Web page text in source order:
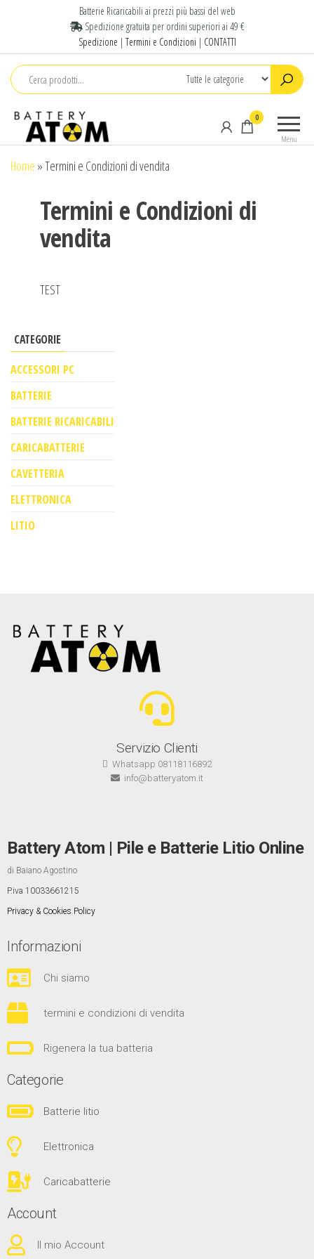
Batterie Ricaricabili ai prezzi più bassi del web
Spedizione gratuita per ordini superiori ai 49 €
Spedizione | Termini e Condizioni | CONTATTI
Batterie
Litio
Online
Battery
selezione
di Pile e
l'industria,
Menu
0
Home »Termini e Condizioni di vendita
Termini e Condizioni di
vendita
TEST
CATEGORIE
ACCESSORI PC
BATTERIE
BATTERIE RICARICABILI
CARICABATTERIE
CAVETTERIA
ELETTRONICA
LITIO
Servizio Clienti
Whatsapp 08118116892
info@batteryatom.it
Battery Atom | Pile e Batterie Litio Online
di Baiano Agostino
P.iva 10033661215
Privacy & Cookies Policy
Informazioni
Chi siamo
termini e condizioni di vendita
Rigenera la tua batteria
Categorie
Batterie litio
Elettronica
Caricabatterie
Account
Il mio Account